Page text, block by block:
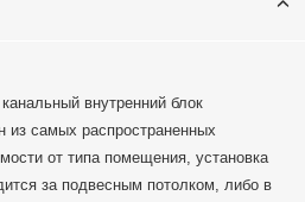
внутренний блок
из самых распространенных
от типа помещения, установка
за подвесным потолком, либо в